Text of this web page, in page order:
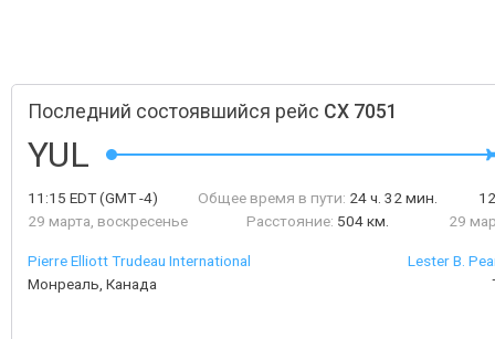
Последний состоявшийся рейс CX 7051
YUL
11:15 EDT(GMT -4)
29 марта, воскресенье
Общее время в пути: 24 ч. 32 мин.
Расстояние: 504 км.
29
Pierre Elliott Trudeau International
Монреаль, Канада
Lester B.